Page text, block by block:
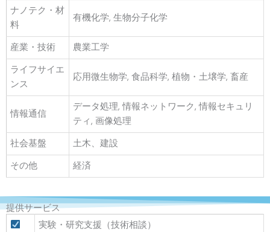
ナノテク・材
料
有機化学, 生物分子化学
産業・技術
農業工学
ライフサイエ
ンス
応用微生物学, 食品科学, 植物・土壌学, 畜産
情報通信
データ処理, 情報ネットワーク, 情報セキュリ
ティ, 画像処理
社会基盤
土木、建設
その他
経済
提供サービス
実験・研究支援（技術相談）